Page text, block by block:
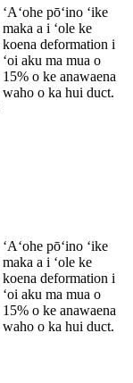
ʻAʻohe pōʻino ʻike
maka a i ʻole ke
koena deformation i
ʻoi aku ma mua o
15% o ke anawaena
waho o ka hui duct.
ʻAʻohe pōʻino ʻike
maka a i ʻole ke
koena deformation i
ʻoi aku ma mua o
15% o ke anawaena
waho o ka hui duct.